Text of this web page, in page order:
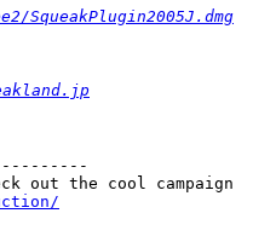
SqueakPlugin2005J.dmg